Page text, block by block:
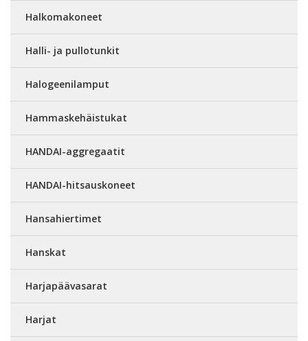
Halkomakoneet
Halli- ja pullotunkit
Halogeenilamput
Hammaskehäistukat
HANDAI-aggregaatit
HANDAI-hitsauskoneet
Hansahiertimet
Hanskat
Harjapäävasarat
Harjat